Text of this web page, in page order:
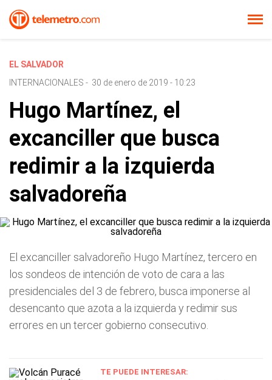
EL SALVADOR
INTERNACIONALES - 30 de enero de 2019 - 10:23
Hugo Martínez, el
excanciller que busca
redimir a la izquierda
salvadoreña
El excanciller salvadoreño Hugo Martínez, tercero en
los sondeos de intención de voto de cara a las
presidenciales del 3 de febrero, busca imponerse al
desencanto que azota a la izquierda y redimir sus
errores en un tercer gobierno consecutivo.
TE PUEDE INTERESAR: